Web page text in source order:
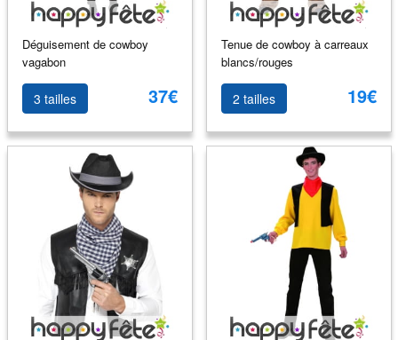
Déguisement de cowboy
vagabon
3 tailles 37€
Tenue de cowboy à carreaux
blancs/rouges
2 tailles 19€